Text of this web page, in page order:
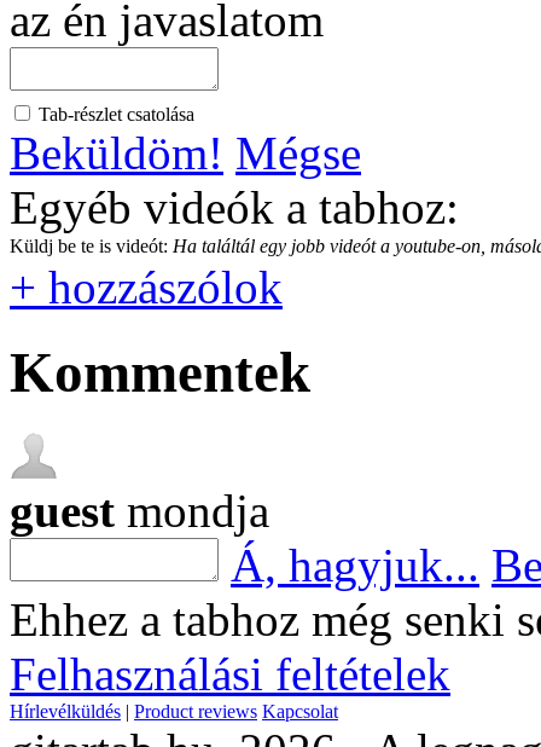
az én javaslatom
Tab-részlet csatolása
Beküldöm! Mégse
Egyéb videók a tabhoz:
Küldj be te is videót: Ha találtál egy jobb videót a youtube-on,
+ hozzászólok
Kommentek
guest mondja
Á, hagyjuk...
Ehhez a tabhoz még senki
Felhasználási feltételek
Hírlevélküldés | Product reviews Kapcsolat